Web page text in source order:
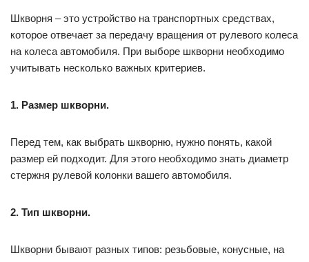
Шкворня – это устройство на транспортных средствах,
которое отвечает за передачу вращения от рулевого колеса
на колеса автомобиля. При выборе шкворни необходимо
учитывать несколько важных критериев.
1. Размер шкворни.
Перед тем, как выбрать шкворню, нужно понять, какой
размер ей подходит. Для этого необходимо знать диаметр
стержня рулевой колонки вашего автомобиля.
2. Тип шкворни.
Шкворни бывают разных типов: резьбовые, конусные, на